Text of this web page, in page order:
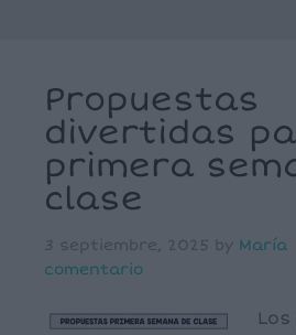
Propuestas
divertidas
primera
clase
3 septiembre, 2025 by María
comentario